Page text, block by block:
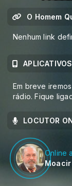
O Homem
Nenhum link
APLICATIVOS
Em breve
rádio. Fique
LOCUTOR
Online